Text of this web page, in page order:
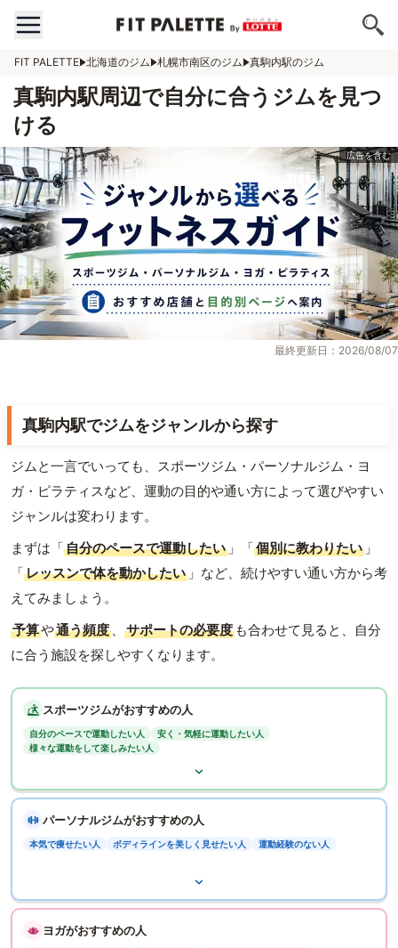
FIT PALETTE 北海道のジム 札幌市南区のジム 真駒内駅のジム
真駒内駅周辺で自分に合うジムを見つ
ける
最終更新日：2026/08/07
真駒内駅でジムをジャンルから探す
ジムと一言でいっても、スポーツジム・パーソナルジム・ヨ
ガ・ピラティスなど、運動の目的や通い方によって選びやすい
ジャンルは変わります。
まずは「自分のペースで運動したい 」「個別に教わりたい 」
「レッスンで体を動かしたい 」など、続けやすい通い方から考
えてみましょう。
予算や通う頻度 、 サポートの必要度 も合わせて見ると、自分
に合う施設を探しやすくなります。
スポーツジムがおすすめの人
自分のペースで運動したい人
安く・気軽に運動したい人
様々な運動をして楽しみたい人
パーソナルジムがおすすめの人
本気で痩せたい人 ボディラインを美しく見せたい人 運動経験のない人
ヨガがおすすめの人